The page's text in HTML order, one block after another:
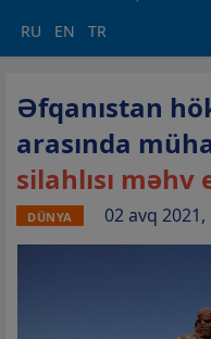
RU EN TR
Əfqanıstan
arasında
silahlısı məhv
DÜNYA 02 avq 2021,